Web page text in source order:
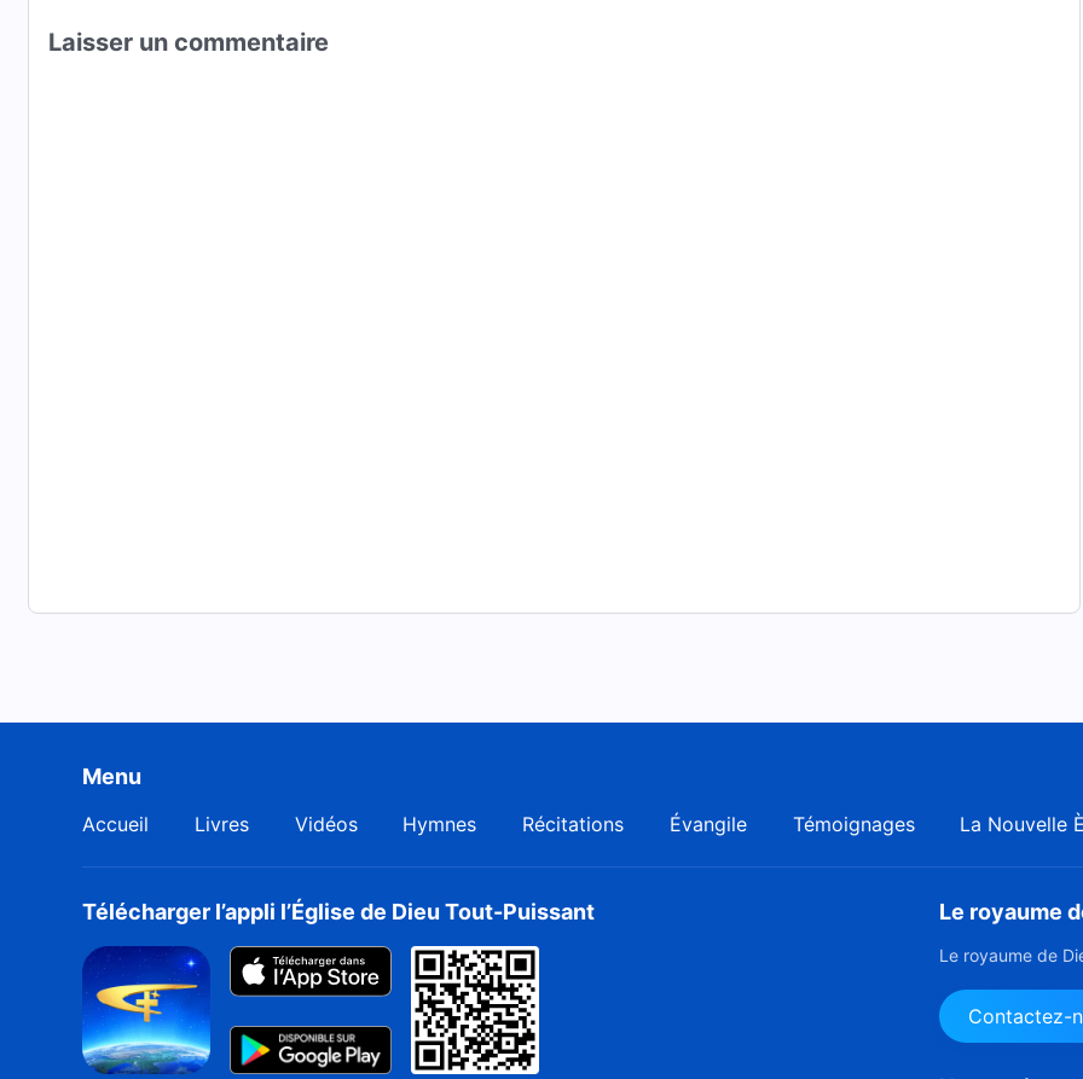
Laisser un commentaire
Menu
Accueil Livres Vidéos Hymnes Récitations Évangile Témoignages La Nouvelle
Télécharger l’appli l’Église de Dieu Tout-Puissant Le royaume
Le royaume de
Contactez-